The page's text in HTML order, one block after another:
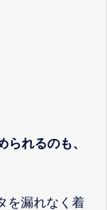
られるのも、
を漏れなく着